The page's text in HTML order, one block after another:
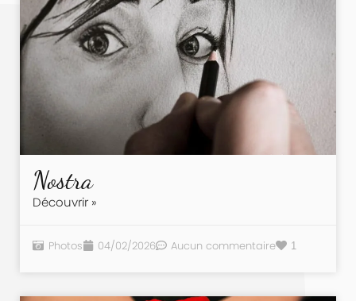
Nostra
Découvrir »
Photos 04/02/2026 Aucun commentaire 1